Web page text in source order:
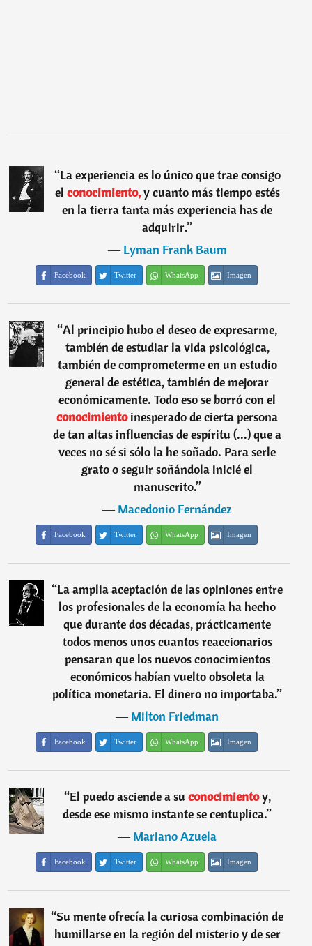
“La experiencia es lo único que trae consigo
el conocimiento,y cuanto más tiempo estés
en la tierra tanta más experiencia has de
adquirir.”
―Lyman Frank Baum
Facebook Twitter WhatsApp Imagen
“Al principio hubo el deseo de expresarme,
también de estudiar la vida psicológica,
también de comprometerme en un estudio
general de estética, también de mejorar
económicamente. Todo eso se borró con el
conocimientoinesperado de cierta persona
de tan altas influencias de espíritu (...) que a
veces no sé si sólo la he soñado. Para serle
grato o seguir soñándola inicié el
manuscrito.”
―Macedonio Fernández
Facebook Twitter WhatsApp Imagen
“La amplia aceptación de las opiniones entre
los profesionales de la economía ha hecho
que durante dos décadas, prácticamente
todos menos unos cuantos reaccionarios
pensaran que los nuevos conocimientos
económicos habían vuelto obsoleta la
política monetaria. El dinero no importaba.”
―Milton Friedman
Facebook Twitter WhatsApp Imagen
“El puedo asciende a su conocimientoy,
desde ese mismo instante se centuplica.”
―Mariano Azuela
Facebook Twitter WhatsApp Imagen
“Su mente ofrecía la curiosa combinación de
humillarse en la región del misterio y de ser